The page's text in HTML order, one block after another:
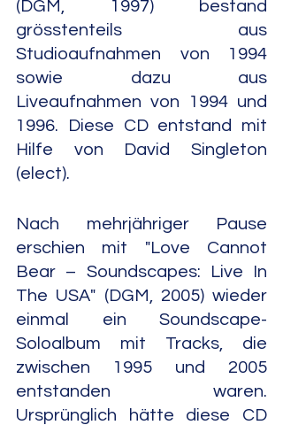
(DGM, 1997) bestand
grösstenteils aus
Studioaufnahmen von 1994
sowie dazu aus
Liveaufnahmen von 1994 und
1996. Diese CD entstand mit
Hilfe von David Singleton
(elect).
Nach mehrjähriger Pause
erschien mit "Love Cannot
Bear – Soundscapes: Live In
The USA" (DGM, 2005) wieder
einmal ein Soundscape-
Soloalbum mit Tracks, die
zwischen 1995 und 2005
entstanden waren.
Ursprünglich hätte diese CD